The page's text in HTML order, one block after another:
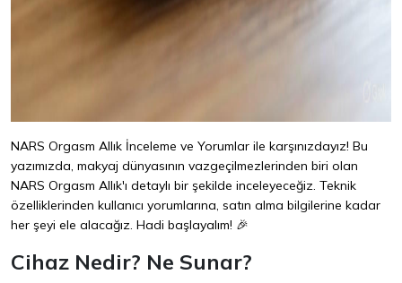
NARS Orgasm Allık İnceleme ve Yorumlar ile karşınızdayız! Bu
yazımızda, makyaj dünyasının vazgeçilmezlerinden biri olan
NARS Orgasm Allık'ı detaylı bir şekilde inceleyeceğiz. Teknik
özelliklerinden kullanıcı yorumlarına, satın alma bilgilerine kadar
her şeyi ele alacağız. Hadi başlayalım! 🎉
Cihaz Nedir? Ne Sunar?